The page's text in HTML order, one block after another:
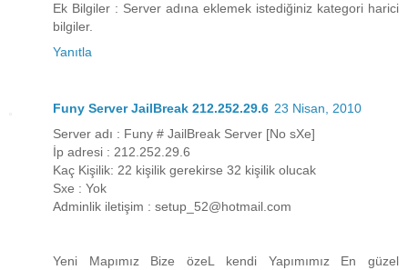
Ek Bilgiler : Server adına eklemek istediğiniz kategori harici
bilgiler.
Yanıtla
Funy Server JailBreak 212.252.29.6 23 Nisan, 2010
Server adı : Funy # JailBreak Server [No sXe]
İp adresi : 212.252.29.6
Kaç Kişilik: 22 kişilik gerekirse 32 kişilik olucak
Sxe : Yok
Adminlik iletişim : setup_52@hotmail.com
Yeni Mapımız Bize özeL kendi Yapımımız En güzel